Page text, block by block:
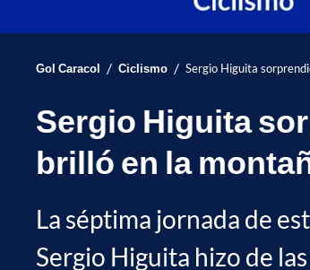
Gol Caracol / Ciclismo / Sergio Higuita
Sergio Higuita
brilló en la
La séptima jornada de
Sergio Higuita hizo de